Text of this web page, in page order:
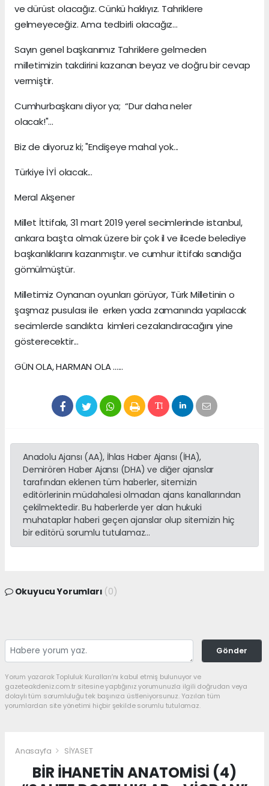
ve dürüst olacağız. Cünkü haklıyız. Tahriklere
gelmeyeceğiz. Ama tedbirli olacağız...
Sayın genel başkanımız Tahriklere gelmeden
milletimizin takdirini kazanan beyaz ve doğru bir cevap
vermiştir.
Cumhurbaşkanı diyor ya; “Dur daha neler
olacak!"...
Biz de diyoruz ki; "Endişeye mahal yok...
Türkiye İYİ olacak...
Meral Akşener
Millet İttifakı, 31 mart 2019 yerel secimlerinde istanbul,
ankara başta olmak üzere bir çok il ve ilcede belediye
başkanlıklarını kazanmıştır. ve cumhur ittifakı sandığa
gömülmüştür.
Milletimiz Oynanan oyunları görüyor, Türk Milletinin o
şaşmaz pusulası ile erken yada zamanında yapılacak
secimlerde sandıkta kimleri cezalandıracağını yine
gösterecektir...
GÜN OLA, HARMAN OLA ......
Anadolu Ajansı (AA), İhlas Haber Ajansı (İHA),
Demirören Haber Ajansı (DHA) ve diğer ajanslar
tarafından eklenen tüm haberler, sitemizin
editörlerinin müdahalesi olmadan ajans kanallarından
çekilmektedir. Bu haberlerde yer alan hukuki
muhataplar haberi geçen ajanslar olup sitemizin hiç
bir editörü sorumlu tutulamaz...
Okuyucu Yorumları (0)
Gönder
Yorum yazarak Topluluk Kuralları’nı kabul etmiş bulunuyor ve
gazeteakdeniz.com.tr sitesine yaptığınız yorumunuzla ilgili doğrudan veya
dolaylı tüm sorumluluğu tek başınıza üstleniyorsunuz. Yazılan tüm
yorumlardan site yönetimi hiçbir şekilde sorumlu tutulamaz.
Anasayfa SİYASET
BİR İHANETİN ANATOMİSİ (4)